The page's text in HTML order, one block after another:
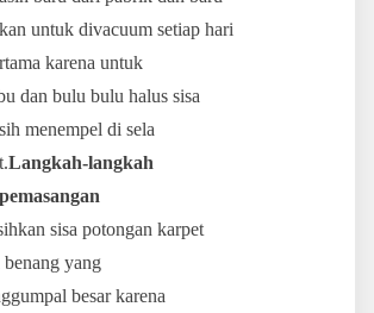
untuk divacuum setiap hari
karena untuk
dan bulu bulu halus sisa
menempel di sela
Langkah-langkah
sisa potongan karpet
benang yang
besar karena